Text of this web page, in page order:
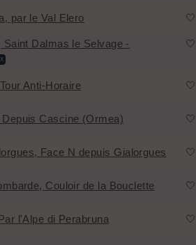
🤍
par le Val Elero
🤍
Dalmas le Selvage -
🤍
Anti-Horaire
🤍
Cascine (Ormea)
🤍
Face N depuis Gialorgues
🤍
Couloir de la Bouclette
🤍
l'Alpe di Perabruna